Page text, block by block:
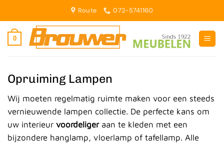
inhoud
Route 072-5741160
0
Opruiming Lampen
Wij moeten regelmatig ruimte maken voor een steeds
vernieuwende lampen collectie. De perfecte kans om
uw interieur voordeligeraan te kleden met een
bijzondere hanglamp, vloerlamp of tafellamp. Alle